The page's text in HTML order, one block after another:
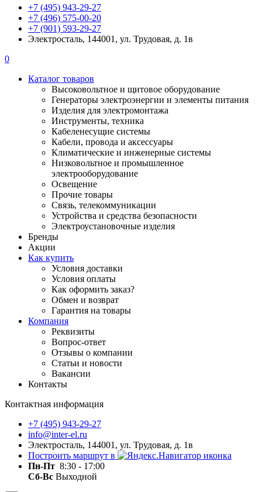
+7 (495) 943-29-27
+7 (496) 575-00-20
+7 (901) 593-29-27
Электросталь, 144001, ул. Трудовая, д. 1в
0
Каталог товаров
Высоковольтное и щитовое оборудование
Генераторы электроэнергии и элементы питания
Изделия для электромонтажа
Инструменты, техника
Кабеленесущие системы
Кабели, провода и аксессуары
Климатические и инженерные системы
Низковольтное и промышленное
электрооборудование
Освещение
Прочие товары
Связь, телекоммуникации
Устройства и средства безопасности
Электроустановочные изделия
Бренды
Акции
Как купить
Условия доставки
Условия оплаты
Как оформить заказ?
Обмен и возврат
Гарантия на товары
Компания
Реквизиты
Вопрос-ответ
Отзывы о компании
Статьи и новости
Вакансии
Контакты
Контактная информация
+7 (495) 943-29-27
info@inter-el.ru
Электросталь, 144001, ул. Трудовая, д. 1в
Построить маршрут в
Пн-Пт 8:30 - 17:00
Сб-Вс Выходной